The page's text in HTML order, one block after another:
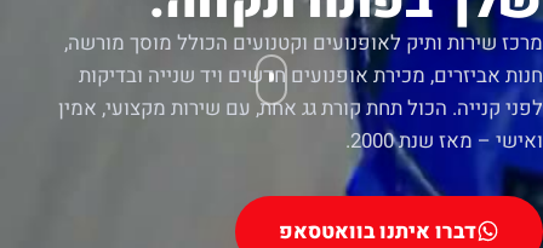
מרכז שירות ותיק לאופנועים וקטנועים הכולל מוסך מורשה,
חנות אביזרים, מכירת אופנועים חדשים ויד שנייה ובדיקות
לפני קנייה. הכול תחת קורת גג אחת, עם שירות מקצועי, אמין
ואישי – מאז שנת 2000.
דברו איתנו בוואטסאפ